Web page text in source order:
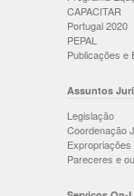
CAPACITAR
Portugal 2020
PEPAL
Publicações e
Assuntos
Legislação
Coordenação
Pareceres e